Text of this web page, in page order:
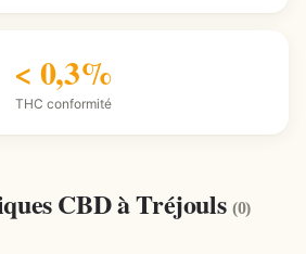
< 0,3%
THC conformité
CBD à Tréjouls(0)